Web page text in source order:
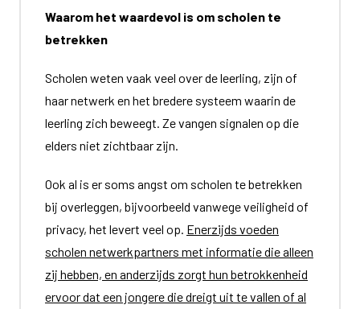
Waarom het waardevol is om scholen te
betrekken
Scholen weten vaak veel over de leerling, zijn of
haar netwerk en het bredere systeem waarin de
leerling zich beweegt. Ze vangen signalen op die
elders niet zichtbaar zijn.
Ook al is er soms angst om scholen te betrekken
bij overleggen, bijvoorbeeld vanwege veiligheid of
privacy, het levert veel op. Enerzijds voeden
scholen netwerkpartners met informatie die alleen
zij hebben, en anderzijds zorgt hun betrokkenheid
ervoor dat een jongere die dreigt uit te vallen of al